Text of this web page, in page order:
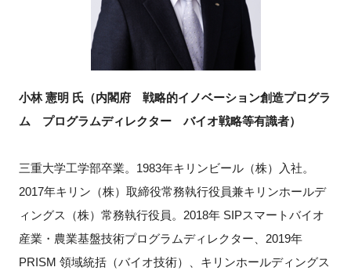
小林 憲明 氏（内閣府 戦略的イノベーション創造プログラ
ム プログラムディレクター バイオ戦略等有識者）
三重大学工学部卒業。1983年キリンビール（株）入社。
2017年キリン（株）取締役常務執行役員兼キリンホールデ
ィングス（株）常務執行役員。2018年 SIPスマートバイオ
産業・農業基盤技術プログラムディレクター、2019年
PRISM 領域統括（バイオ技術）、キリンホールディングス